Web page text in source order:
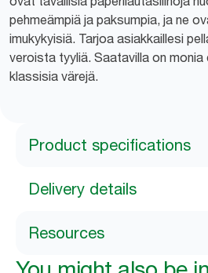
pehmeämpiä ja paksumpia, ja ne
imukykyisiä. Tarjoa asiakkaillesi
veroista tyyliä. Saatavilla on monia
klassisia värejä.
Product specifications
Delivery details
Resources